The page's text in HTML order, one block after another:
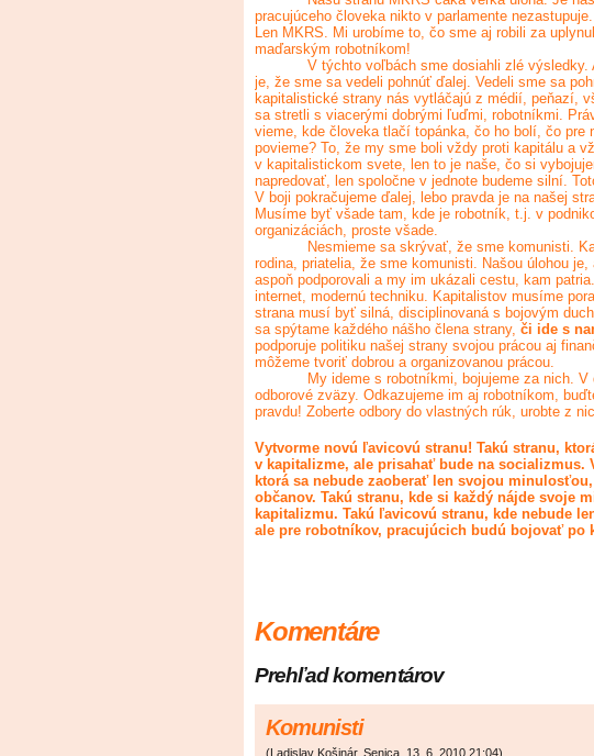
pracujúceho človeka nikto v parlamente
Len MKRS. Mi urobíme to, čo sme aj robili za
maďarským robotníkom!
V týchto voľbách sme dosiahli zlé výsledky.
je, že sme sa vedeli pohnúť ďalej. Vedeli sme sa
kapitalistické strany nás vytláčajú z médií, peňazí,
sa stretli s viacerými dobrými ľuďmi, robotníkmi.
vieme, kde človeka tlačí topánka, čo ho bolí, čo pre
povieme? To, že my sme boli vždy proti kapitálu a
v kapitalistickom svete, len to je naše, čo si
napredovať, len spoločne v jednote budeme silní.
V boji pokračujeme ďalej, lebo pravda je na našej
Musíme byť všade tam, kde je robotník, t.j. v
organizáciách, proste všade.
Nesmieme sa skrývať, že sme komunisti.
rodina, priatelia, že sme komunisti. Našou úlohou
aspoň podporovali a my im ukázali cestu, kam
internet, modernú techniku. Kapitalistov musíme
strana musí byť silná, disciplinovaná s bojovým
sa spýtame každého nášho člena strany, či ide s
podporuje politiku našej strany svojou prácou aj
môžeme tvoriť dobrou a organizovanou prácou.
My ideme s robotníkmi, bojujeme za nich. V
odborové zväzy. Odkazujeme im aj robotníkom,
pravdu! Zoberte odbory do vlastných rúk, urobte z
Vytvorme novú ľavicovú stranu! Takú stranu,
v kapitalizme, ale prisahať bude na socializmus.
ktorá sa nebude zaoberať len svojou
občanov. Takú stranu, kde si každý nájde svoje
kapitalizmu. Takú ľavicovú stranu, kde nebude
ale pre robotníkov, pracujúcich budú bojovať po
Komentáre
Prehľad komentárov
Komunisti
(Ladislav Košinár, Senica 13. 6. 2010 21:04)